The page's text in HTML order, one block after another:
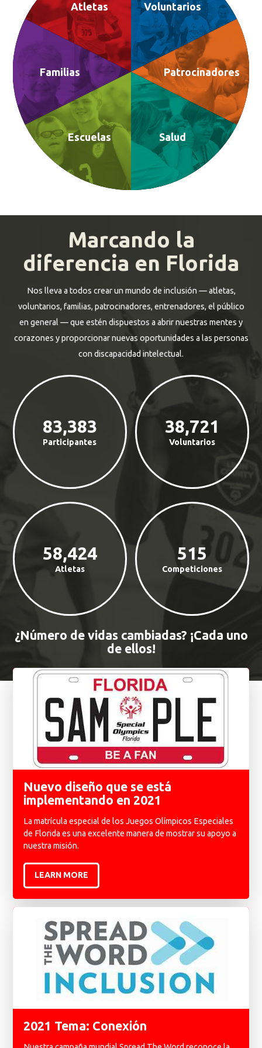
Atletas Voluntarios
Familias Patrocinadores
Escuelas Salud
Marcando la
diferencia en Florida
Nos lleva a todos crear un mundo de inclusión — atletas,
voluntarios, familias, patrocinadores, entrenadores, el público
en general — que estén dispuestos a abrir nuestras mentes y
corazones y proporcionar nuevas oportunidades a las personas
con discapacidad intelectual.
Participantes
83,383
Voluntarios
38,721
Atletas
58,424
Competiciones
515
¿Número de vidas cambiadas? ¡Cada uno
de ellos!
Características
Nuevo diseño que se está
implementando en 2021
La matrícula especial de los Juegos Olímpicos Especiales
de Florida es una excelente manera de mostrar su apoyo a
nuestra misión.
LEARN MORE
2021 Tema: Conexión